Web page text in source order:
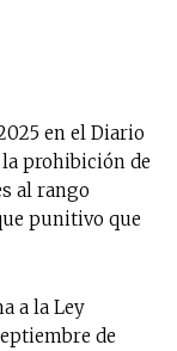
en el Diario
la prohibición de
al rango
punitivo que
a la Ley
de